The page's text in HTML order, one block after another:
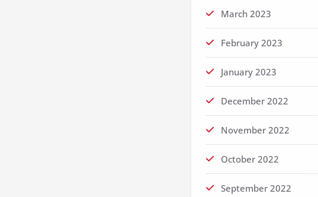
March 2023
February 2023
January 2023
December 2022
November 2022
October 2022
September 2022